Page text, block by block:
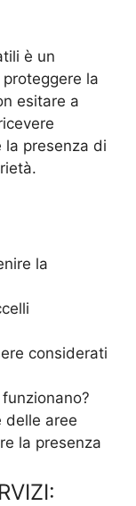
è un
la
esitare a
la presenza di
la
considerati
delle aree
la presenza